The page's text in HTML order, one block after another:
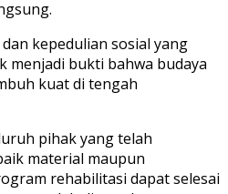
kepedulian sosial yang
menjadi bukti bahwa budaya
kuat di tengah
pihak yang telah
material maupun
rehabilitasi dapat selesai